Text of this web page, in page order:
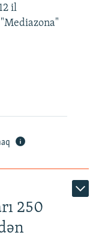
il
250